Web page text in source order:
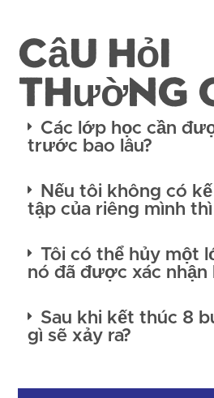
Câu hỏi
thường
Các lớp học cần
trước bao lâu?
Nếu tôi không có
tập của riêng mình thì
Tôi có thể hủy một
nó đã được xác nhận
Sau khi kết thúc 8
gì sẽ xảy ra?